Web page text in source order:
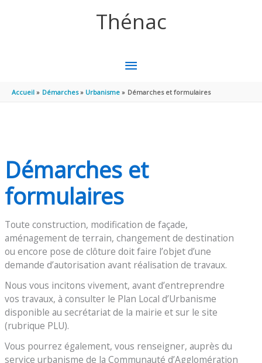
Thénac
MENU
PRINCIPAL
Accueil Démarches Urbanisme Démarches et formulaires
Démarches et
formulaires
Toute construction, modification de façade,
aménagement de terrain, changement de destination
ou encore pose de clôture doit faire l’objet d’une
demande d’autorisation avant réalisation de travaux.
Nous vous incitons vivement, avant d’entreprendre
vos travaux, à consulter le Plan Local d’Urbanisme
disponible au secrétariat de la mairie et sur le site
(rubrique PLU).
Vous pourrez également, vous renseigner, auprès du
service urbanisme de la Communauté d’Agglomération